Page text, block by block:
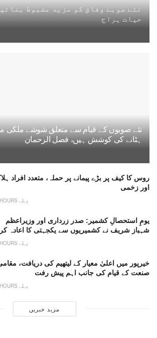
نئے صوبے وفاق کو مزید مضبوط
حیات ہراج
نئے صوبوں کے قیام سے متعلق شوشے ملکی
ہٹانے کی کوشش ہیں، فضل الرحمان
روس کا کیف پر بڑے پیمانے پر حملہ، متعدد افراد
اور زخمی
21 HOURS پہلے
یومِ استحصالِ کشمیر: صدر زرداری اور وزیراعظم
شہباز شریف نے کشمیریوں سے یکجہتی کا اعادہ کر
21 HOURS پہلے
خیرپور میں اعلیٰ معیار کے لیتھیم کی دریافت،
صنعت کے قیام کی جانب اہم پیش رفت
21 HOURS پہلے
مزید خبریں